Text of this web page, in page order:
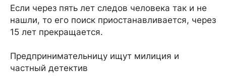
Если через пять лет следов человека так и не
нашли, то его поиск приостанавливается, через
15 лет прекращается.
Предпринимательницу ищут милиция и
частный детектив